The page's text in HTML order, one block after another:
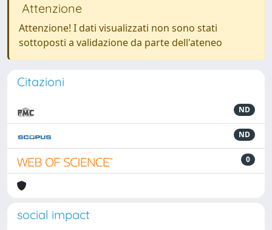
Attenzione
Attenzione! I dati visualizzati non sono stati
sottoposti a validazione da parte dell'ateneo
Citazioni
ND
ND
0
social impact